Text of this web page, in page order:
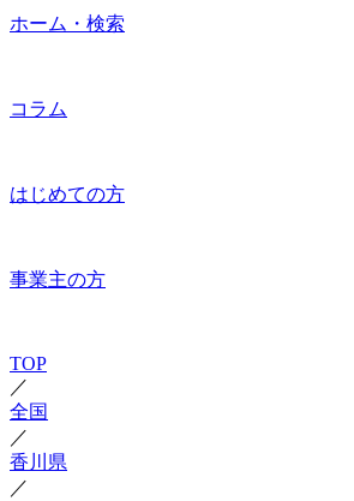
ホーム・検索
コラム
はじめての方
事業主の方
TOP
／
全国
／
香川県
／